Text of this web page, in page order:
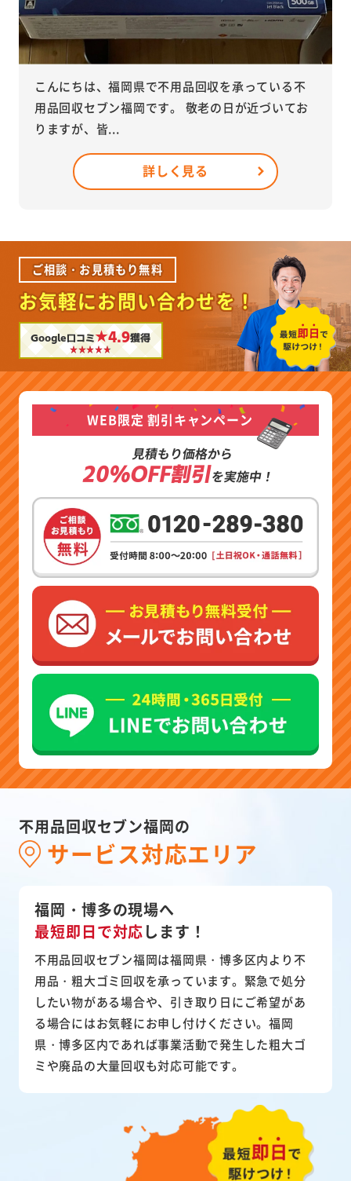
こんにちは、福岡県で不用品回収を承っている不
用品回収セブン福岡です。 敬老の日が近づいてお
りますが、皆...
詳しく見る
ご相談・お見積もり無料
お気軽にお問い合わせを！
Google口コミ★4.9獲得
WEB限定 割引キャンペーン
見積もり価格から
20%OFF割引を実施中！
不用品回収セブン福岡の
サービス対応エリア
福岡・博多の現場へ
最短即日で対応します！
不用品回収セブン福岡は福岡県・博多区内より不
用品・粗大ゴミ回収を承っています。緊急で処分
したい物がある場合や、引き取り日にご希望があ
る場合にはお気軽にお申し付けください。福岡
県・博多区内であれば事業活動で発生した粗大ゴ
ミや廃品の大量回収も対応可能です。